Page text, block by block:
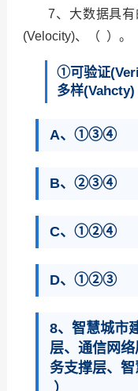
7、大数据具
(Velocity)、（ ）。
①可验证
多样
A、①③④
B、②③④
C、①②④
D、①②③
8、智慧城市
层、通信网
务支撑层、